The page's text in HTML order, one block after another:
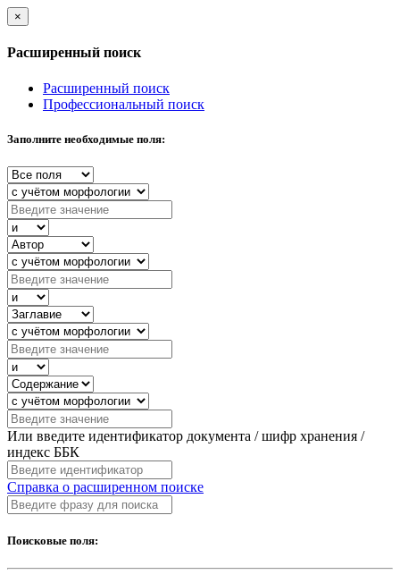
×
Расширенный поиск
Расширенный поиск
Профессиональный поиск
Заполните необходимые поля:
Или введите идентификатор документа / шифр хранения /
индекс ББК
Справка о расширенном поиске
Поисковые поля: